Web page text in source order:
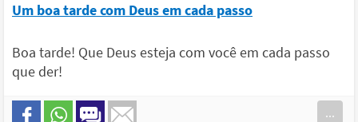
Um boa tarde com Deus em cada passo
Boa tarde! Que Deus esteja com você em cada passo
que der!
...